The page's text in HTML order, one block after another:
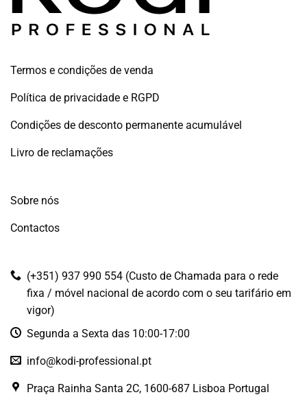
Termos e condições de venda
Política de privacidade e RGPD
Condições de desconto permanente acumulável
Livro de reclamações
Sobre nós
Contactos
(+351) 937 990 554 (Custo de Chamada para o rede
fixa / móvel nacional de acordo com o seu tarifário em
vigor)
Segunda a Sexta das 10:00-17:00
info@kodi-professional.pt
Praça Rainha Santa 2C, 1600-687 Lisboa Portugal